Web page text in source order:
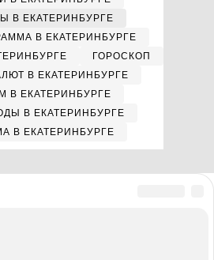
В ЕКАТЕРИНБУРГЕ
В ЕКАТЕРИНБУРГЕ
ГОРОСКОП
В ЕКАТЕРИНБУРГЕ
В ЕКАТЕРИНБУРГЕ
В ЕКАТЕРИНБУРГЕ
В ЕКАТЕРИНБУРГЕ